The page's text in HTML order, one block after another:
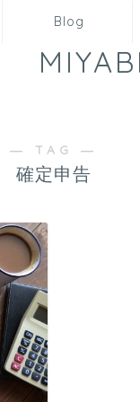
Blog
― TAG ―
確定申告